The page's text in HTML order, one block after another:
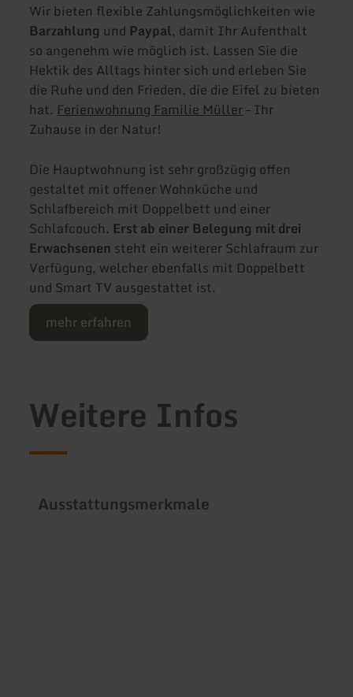
Wir bieten flexible Zahlungsmöglichkeiten wie
Barzahlung und Paypal, damit Ihr Aufenthalt
so angenehm wie möglich ist. Lassen Sie die
Hektik des Alltags hinter sich und erleben Sie
die Ruhe und den Frieden, die die Eifel zu bieten
hat. Ferienwohnung Familie Müller– Ihr
Zuhause in der Natur!
Die Hauptwohnung ist sehr großzügig offen
gestaltet mit offener Wohnküche und
Schlafbereich mit Doppelbett und einer
Schlafcouch. Erst ab einer Belegung mit drei
Erwachsenen steht ein weiterer Schlafraum zur
Verfügung, welcher ebenfalls mit Doppelbett
und Smart TV ausgestattet ist.
mehr erfahren
Weitere Infos
Ausstattungsmerkmale